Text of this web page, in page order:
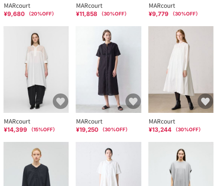
MARcourt
¥9,680 （20%OFF）
MARcourt
¥11,858 （30%OFF）
MARcourt
¥9,779 （30%OFF）
MARcourt
¥14,399 （15%OFF）
MARcourt
¥19,250 （30%OFF）
MARcourt
¥13,244 （30%OFF）